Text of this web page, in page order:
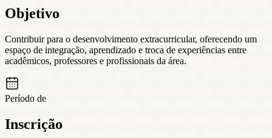
Objetivo
Contribuir para o desenvolvimento extracurricular, oferecendo um
espaço de integração, aprendizado e troca de experiências entre
acadêmicos, professores e profissionais da área.
Período de
Inscrição